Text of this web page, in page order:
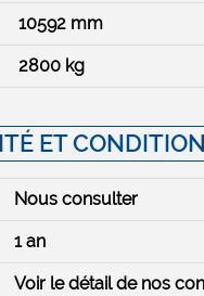
10592 mm
2800 kg
ET
Nous consulter
1 an
Voir le détail de nos